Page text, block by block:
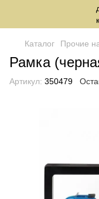
Каталог Прочие
Рамка
Артикул: 350479